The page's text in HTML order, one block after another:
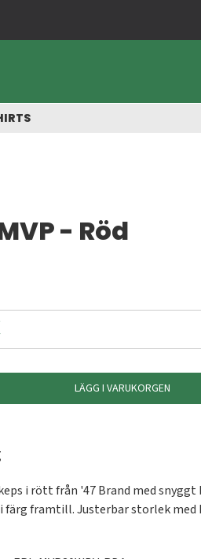
- Röd
LÄGG I VARUKORGEN
i rött från '47 Brand med snyggt
färg framtill. Justerbar storlek